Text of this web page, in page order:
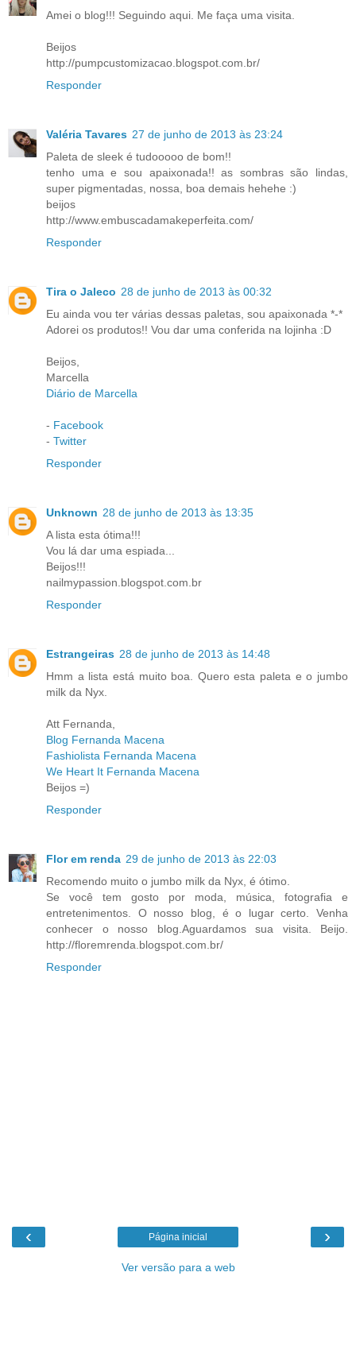
Amei o blog!!! Seguindo aqui. Me faça uma visita.
Beijos
http://pumpcustomizacao.blogspot.com.br/
Responder
Valéria Tavares 27 de junho de 2013 às 23:24
Paleta de sleek é tudooooo de bom!!
tenho uma e sou apaixonada!! as sombras são lindas,
super pigmentadas, nossa, boa demais hehehe :)
beijos
http://www.embuscadamakeperfeita.com/
Responder
Tira o Jaleco 28 de junho de 2013 às 00:32
Eu ainda vou ter várias dessas paletas, sou apaixonada *-*
Adorei os produtos!! Vou dar uma conferida na lojinha :D
Beijos,
Marcella
Diário de Marcella
- Facebook
- Twitter
Responder
Unknown 28 de junho de 2013 às 13:35
A lista esta ótima!!!
Vou lá dar uma espiada...
Beijos!!!
nailmypassion.blogspot.com.br
Responder
Estrangeiras 28 de junho de 2013 às 14:48
Hmm a lista está muito boa. Quero esta paleta e o jumbo
milk da Nyx.
Att Fernanda,
Blog Fernanda Macena
Fashiolista Fernanda Macena
We Heart It Fernanda Macena
Beijos =)
Responder
Flor em renda 29 de junho de 2013 às 22:03
Recomendo muito o jumbo milk da Nyx, é ótimo.
Se você tem gosto por moda, música, fotografia e
entretenimentos. O nosso blog, é o lugar certo. Venha
conhecer o nosso blog.Aguardamos sua visita. Beijo.
http://floremrenda.blogspot.com.br/
Responder
‹ ›
Página inicial
Ver versão para a web